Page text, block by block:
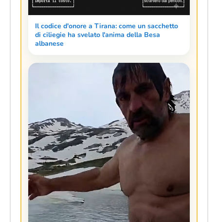
Il codice d'onore a Tirana: come un sacchetto
di ciliegie ha svelato l'anima della Besa
albanese